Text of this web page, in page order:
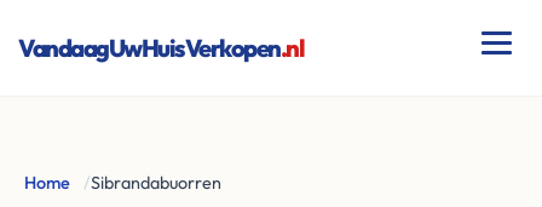
VandaagUwHuisVerkopen.nl
Home /Sibrandabuorren